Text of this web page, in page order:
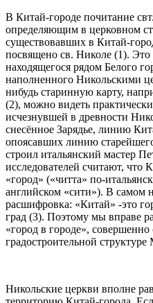
В Китай-городе почитание
определяющим в церковном
существовавших в Китай-
посвящено св. Николе (1). Это
находящегося рядом Белого
наполненного Никольскими
нибудь старинную карту,
(2), можно видеть
исчезнувшей в древности
снесённое Зарядье, линию
опоясавших линию
строил итальянский мастер
исследователей считают, что
«город» («читта» по-
английском «сити»). В самом
расшифровка: «Китай» -это
град (3). Поэтому мы вправе
«город в городе»,
градостроительной
Никольские церкви вполне